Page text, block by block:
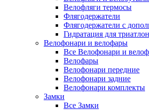
Велофляги термосы
Флягодержатели
Флягодержатели с
Гидратация для
Велофонари и велофары
Все Велофонари и
Велофары
Велофонари передние
Велофонари задние
Велофонари комплекты
Замки
Все Замки